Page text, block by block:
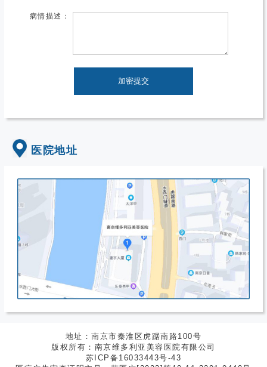
病情描述：
加密提交
医院地址
地址：南京市秦淮区虎踞南路100号
版权所有：南京维多利亚美容医院有限公司
苏ICP备16033443号-43